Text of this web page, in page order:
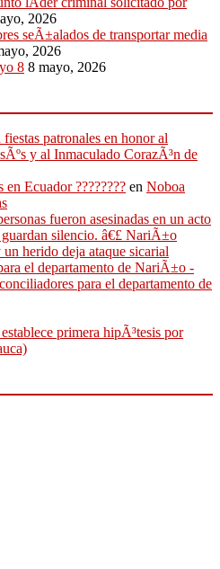
2026
seÃ±alados de transportar media
2026
8 8 mayo, 2026
patronales en honor al
y al Inmaculado CorazÃ³n de
Ecuador ???????? en Noboa
fueron asesinadas en un acto
silencio. â€£ NariÃ±o
un herido deja ataque sicarial
el departamento de NariÃ±o -
para el departamento de
primera hipÃ³tesis por